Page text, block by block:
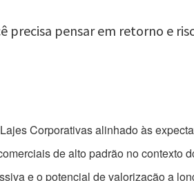
precisa pensar em retorno e
Corporativas alinhado às
de alto padrão no contexto
e o potencial de valorização a